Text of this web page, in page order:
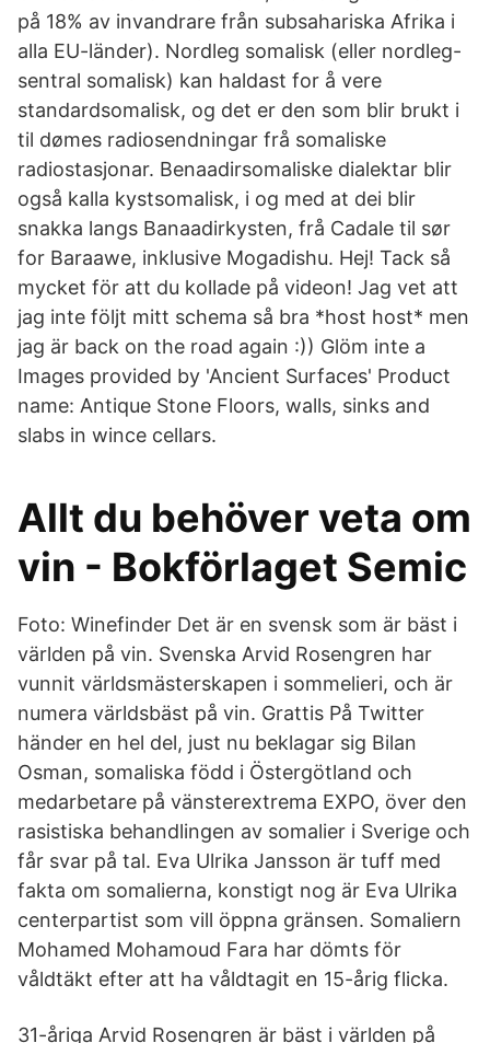
på 18% av invandrare från subsahariska Afrika i
alla EU-länder). Nordleg somalisk (eller nordleg-
sentral somalisk) kan haldast for å vere
standardsomalisk, og det er den som blir brukt i
til dømes radiosendningar frå somaliske
radiostasjonar. Benaadirsomaliske dialektar blir
også kalla kystsomalisk, i og med at dei blir
snakka langs Banaadirkysten, frå Cadale til sør
for Baraawe, inklusive Mogadishu. Hej! Tack så
mycket för att du kollade på videon! Jag vet att
jag inte följt mitt schema så bra *host host* men
jag är back on the road again :)) Glöm inte a
Images provided by 'Ancient Surfaces' Product
name: Antique Stone Floors, walls, sinks and
slabs in wince cellars.
Allt du behöver veta om
vin - Bokförlaget Semic
Foto: Winefinder Det är en svensk som är bäst i
världen på vin. Svenska Arvid Rosengren har
vunnit världsmästerskapen i sommelieri, och är
numera världsbäst på vin. Grattis På Twitter
händer en hel del, just nu beklagar sig Bilan
Osman, somaliska född i Östergötland och
medarbetare på vänsterextrema EXPO, över den
rasistiska behandlingen av somalier i Sverige och
får svar på tal. Eva Ulrika Jansson är tuff med
fakta om somalierna, konstigt nog är Eva Ulrika
centerpartist som vill öppna gränsen. Somaliern
Mohamed Mohamoud Fara har dömts för
våldtäkt efter att ha våldtagit en 15-årig flicka.
31-åriga Arvid Rosengren är bäst i världen på